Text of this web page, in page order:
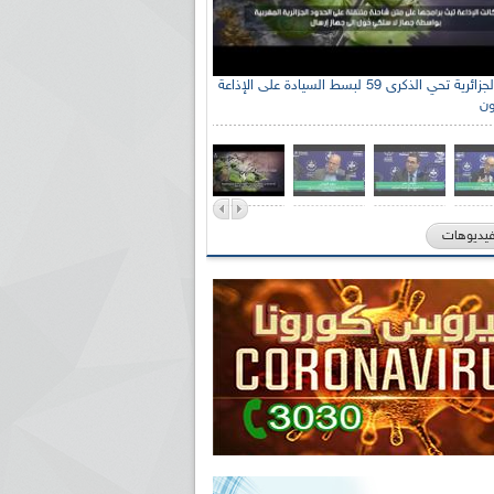
الإذاعة الجزائرية تحي الذكرى 59 لبسط السيادة على الإذاعة